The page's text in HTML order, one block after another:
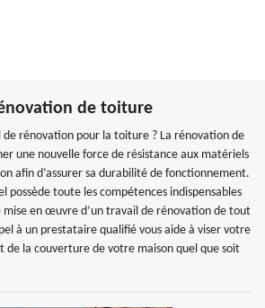
de toiture
de rénovation pour la toiture ? La rénovation de
une nouvelle force de résistance aux matériels
afin d’assurer sa durabilité de fonctionnement.
possède toute les compétences indispensables
mise en œuvre d’un travail de rénovation de tout
à un prestataire qualifié vous aide à viser votre
de la couverture de votre maison quel que soit